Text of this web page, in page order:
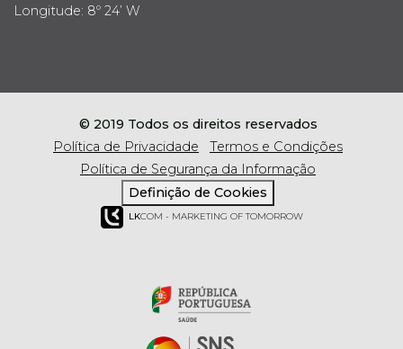
Longitude: 8º 24’ W
© 2019 Todos os direitos reservados
Política de Privacidade
Termos e Condições
Política de Segurança da Informação
Definição de Cookies
LKCOM - MARKETING OF TOMORROW